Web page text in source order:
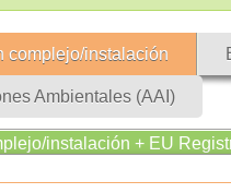
complejo/instalación
Ambientales (AAI)
instalación + EU